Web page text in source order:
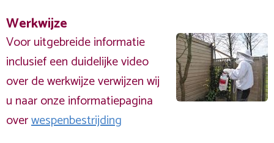
Werkwijze
Voor uitgebreide informatie
inclusief een duidelijke video
over de werkwijze verwijzen wij
u naar onze informatiepagina
overwespenbestrijding